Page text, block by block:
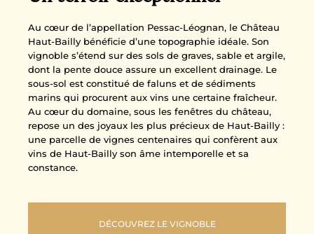
Au cœur de l’appellation Pessac-Léognan, le Château
Haut-Bailly bénéficie d’une topographie idéale. Son
vignoble s’étend sur des sols de graves, sable et argile,
dont la pente douce assure un excellent drainage. Le
sous-sol est constitué de faluns et de sédiments
marins qui procurent aux vins une certaine fraîcheur.
Au cœur du domaine, sous les fenêtres du château,
repose un des joyaux les plus précieux de Haut-Bailly :
une parcelle de vignes centenaires qui confèrent aux
vins de Haut-Bailly son âme intemporelle et sa
constance.
DÉCOUVREZ LE VIGNOBLE